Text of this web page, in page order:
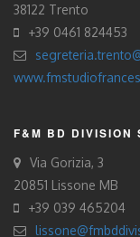
38122 Trento
+39 0461 824453
F&M BD DIVISION
Via Gorizia, 3
20851 Lissone MB
+39 039 465204